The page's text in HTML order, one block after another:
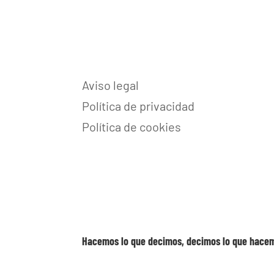
Aviso legal
Política de privacidad
Política de cookies
Hacemos lo que decimos, decimos lo que